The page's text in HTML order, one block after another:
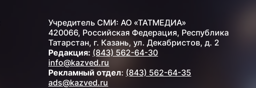
Учредитель СМИ: АО «ТАТМЕДИА»
420066, Российская Федерация, Республика
Татарстан, г. Казань, ул. Декабристов, д. 2
Редакция: (843) 562-64-30
info@kazved.ru
Рекламный отдел: (843) 562-64-35
ads@kazved.ru